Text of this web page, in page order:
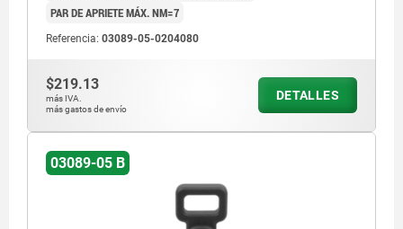
Forma A: sin ranura de bloqueo, sin
Forma B: sin ranura de bloqueo, con
contratuerca
Forma C: con ranura de bloqueo, sin
contratuerca
Forma D: con ranura de bloqueo, con
PAR DE APRIETE MÁX. NM=7
Referencia: 03089-05-0204080
$219.13
más IVA.
más gastos de envío
DETALLES
03089-05 B